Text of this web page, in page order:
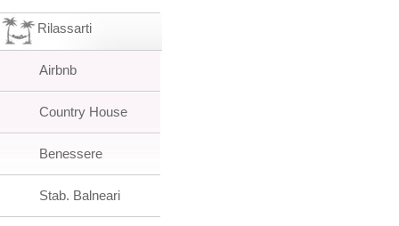
Rilassarti
Airbnb
Country House
Benessere
Stab. Balneari